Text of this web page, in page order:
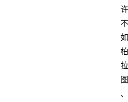
许
不
如
柏
拉
图
、